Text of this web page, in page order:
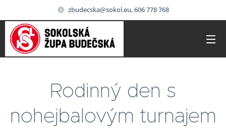
zbudecska@sokol.eu, 606 778 768
Rodinný den s
nohejbalovým turnajem